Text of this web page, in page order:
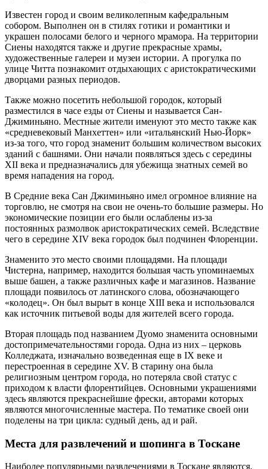
Известен город и своим великолепным кафедральным
собором. Выполнен он в стилях готики и романтики и
украшен полосами белого и черного мрамора. На территории
Сиены находятся также и другие прекрасные храмы,
художественные галереи и музеи истории. А прогулка по
улице Читта познакомит отдыхающих с аристократическими
дворцами разных периодов.
Также можно посетить небольшой городок, который
разместился в часе езды от Сиены и называется Сан-
Джиминьяно. Местные жители именуют это место также как
«средневековый Манхеттен» или «итальянский Нью-Йорк»
из-за того, что город знаменит большим количеством высоких
зданий с башнями. Они начали появляться здесь с середины
XII века и предназначались для убежища знатных семей во
время нападения на город.
В Средние века Сан Джиминьяно имел огромное влияние на
торговлю, не смотря на свои не очень-то большие размеры. Но
экономические позиции его были ослаблены из-за
постоянных размолвок аристократических семей. Вследствие
чего в середине XIV века городок был подчинен Флоренции.
Знаменито это место своими площадями. На площади
Чистерна, например, находится большая часть упоминаемых
выше башен, а также различных кафе и магазинов. Название
площади появилось от латинского слова, обозначающего
«колодец». Он был вырыт в конце XIII века и использовался
как источник питьевой воды для жителей всего города.
Вторая площадь под названием Дуомо знаменита основными
достопримечательностями города. Одна из них – церковь
Колледжата, изначально возведенная еще в IX веке и
перестроенная в середине XV. В старину она была
религиозным центром города, но потеряла свой статус с
приходом к власти флорентийцев. Основными украшениями
здесь являются прекраснейшие фрески, авторами которых
являются многочисленные мастера. По тематике своей они
поделены на три цикла: судный день, ад и рай.
Места для развлечений и шопинга в Тоскане
Наиболее популярными развлечениями в Тоскане являются,